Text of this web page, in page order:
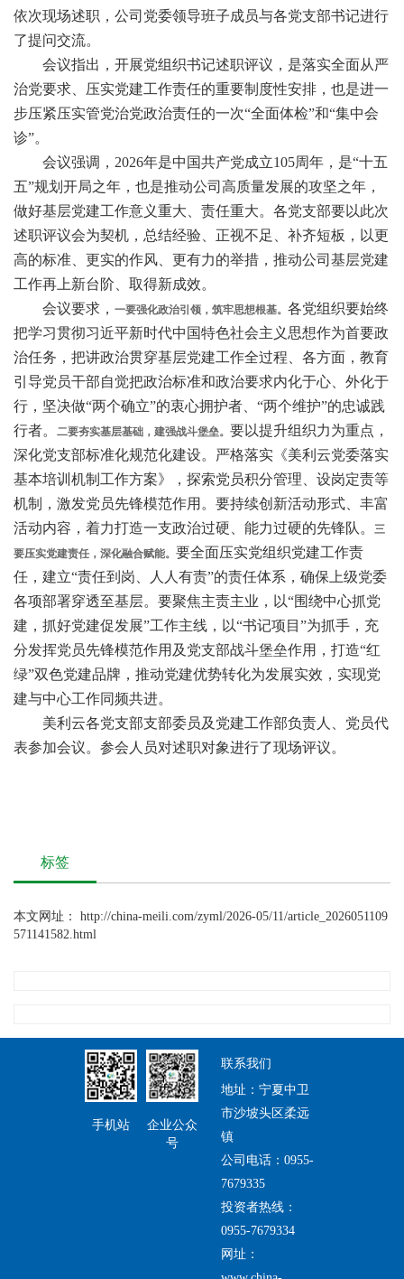
依次现场述职，公司党委领导班子成员与各党支部书记进行
了提问交流。
会议指出，开展党组织书记述职评议，是落实全面从严
治党要求、压实党建工作责任的重要制度性安排，也是进一
步压紧压实管党治党政治责任的一次“全面体检”和“集中会
诊”。
会议强调，2026年是中国共产党成立105周年，是“十五
五”规划开局之年，也是推动公司高质量发展的攻坚之年，
做好基层党建工作意义重大、责任重大。各党支部要以此次
述职评议会为契机，总结经验、正视不足、补齐短板，以更
高的标准、更实的作风、更有力的举措，推动公司基层党建
工作再上新台阶、取得新成效。
会议要求， 一要强化政治引领，筑牢思想根基。 各党组织要始终
把学习贯彻习近平新时代中国特色社会主义思想作为首要政
治任务，把讲政治贯穿基层党建工作全过程、各方面，教育
引导党员干部自觉把政治标准和政治要求内化于心、外化于
行，坚决做“两个确立”的衷心拥护者、“两个维护”的忠诚践
行者。
二要夯实基层基础，建强战斗堡垒。 要以提升组织力为重点，
深化党支部标准化规范化建设。严格落实《美利云党委落实
基本培训机制工作方案》，探索党员积分管理、设岗定责等
机制，激发党员先锋模范作用。要持续创新活动形式、丰富
活动内容，着力打造一支政治过硬、能力过硬的先锋队。
三
要压实党建责任，深化融合赋能。 要全面压实党组织党建工作责
任，建立“责任到岗、人人有责”的责任体系，确保上级党委
各项部署穿透至基层。要聚焦主责主业，以“围绕中心抓党
建，抓好党建促发展”工作主线，以“书记项目”为抓手，充
分发挥党员先锋模范作用及党支部战斗堡垒作用，打造“红
绿”双色党建品牌，推动党建优势转化为发展实效，实现党
建与中心工作同频共进。
美利云各党支部支部委员及党建工作部负责人、党员代
表参加会议。参会人员对述职对象进行了现场评议。
标签
本文网址： http://china-meili.com/zyml/2026-05/11/article_2026051109
571141582.html
手机站
企业公众
号
联系我们
地址：宁夏中卫
市沙坡头区柔远
镇
公司电话：0955-
7679335
投资者热线：
0955-7679334
网址：